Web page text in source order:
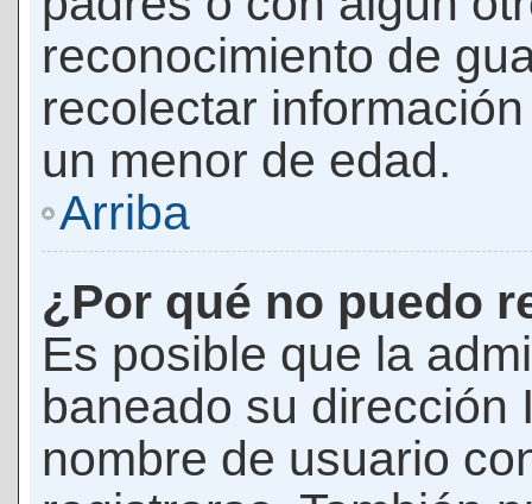
reconocimiento de
recolectar
un menor de edad.
Arriba
¿Por qué no puedo
Es posible que la
baneado su dirección
nombre de usuario